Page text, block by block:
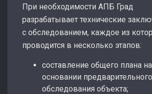
При необходимости АПБ Град
разрабатывает технические
с обследованием, каждое из
проводится в несколько этапов:
составление общего плана на
основании предварительного
обследования объекта;